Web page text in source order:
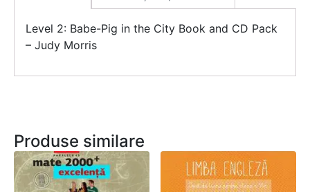
Level 2: Babe-Pig in the City Book and CD Pack
– Judy Morris
Produse similare